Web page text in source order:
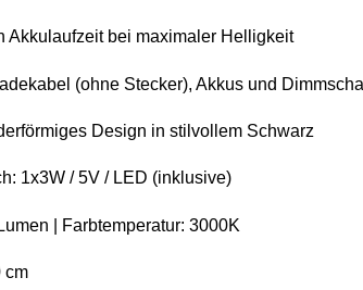
Akkulaufzeit bei maximaler Helligkeit
(ohne Stecker), Akkus und
Design in stilvollem Schwarz
1x3W / 5V / LED (inklusive)
| Farbtemperatur: 3000K
cm